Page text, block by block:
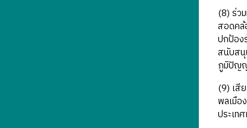
(8) ร่ว
สอดคล้
ปกป้อง
สนับสนุ
ภูมิปัญ
(9) เสี
พลเมือ
ประเท